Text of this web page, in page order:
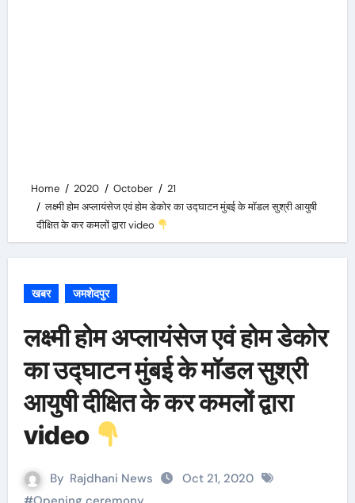
Home 2020 October
21
लक्ष्मी होम अप्लायंसेज एवं होम डेकोर का उद्घाटन मुंबई के मॉडल सुश्री आयुषी
दीक्षित के कर कमलों द्वारा video
खबर जमशेदपुर
लक्ष्मी होम अप्लायंसेज एवं होम डेकोर
का उद्घाटन मुंबई के मॉडल सुश्री
आयुषी दीक्षित के कर कमलों द्वारा
video
By Rajdhani News
Oct 21, 2020